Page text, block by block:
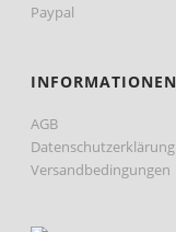
Paypal
INFORMATIONEN
AGB
Datenschutzerklärung
Versandbedingungen